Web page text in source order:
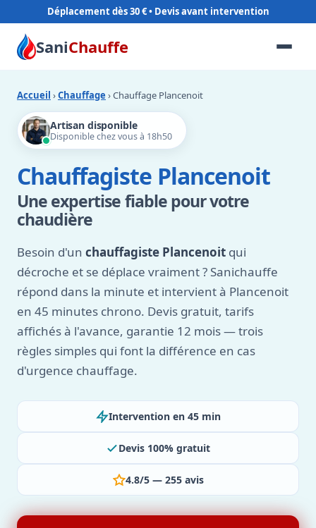
Déplacement dès 30 €
SaniChauffe
Accueil ›Chauffage › Chauffage Plancenoit
Artisan disponible
Disponible chez vous à 18h50
Chauffagiste Plancenoit
Une expertise fiable pour votre
chaudière
Besoin d'un chauffagiste Plancenoit qui
décroche et se déplace vraiment ? Sanichauffe
répond dans la minute et intervient à Plancenoit
en 45 minutes chrono. Devis gratuit, tarifs
affichés à l'avance, garantie 12 mois — trois
règles simples qui font la différence en cas
d'urgence chauffage.
Intervention en 45 min
Devis 100% gratuit
4.8/5 — 255 avis